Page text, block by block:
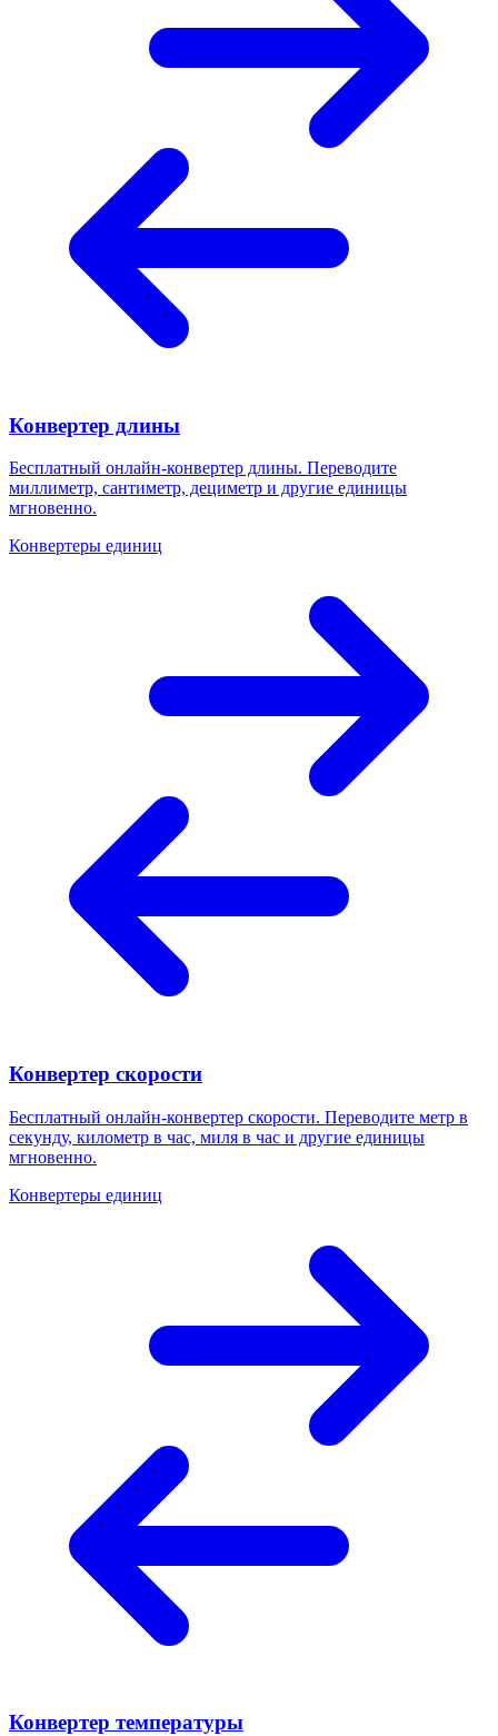
Конвертер длины
Бесплатный онлайн-конвертер длины. Переводите
миллиметр, сантиметр, дециметр и другие единицы
мгновенно.
Конвертеры единиц
Конвертер скорости
Бесплатный онлайн-конвертер скорости. Переводите метр в
секунду, километр в час, миля в час и другие единицы
мгновенно.
Конвертеры единиц
Конвертер температуры